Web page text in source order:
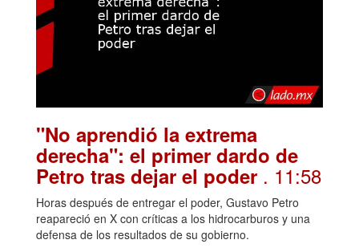
"No aprendió la extrema
derecha": el primer dardo de
Petro tras dejar el poder . 11:58
Horas después de entregar el poder, Gustavo Petro
reapareció en X con críticas a los hidrocarburos y una
defensa de los resultados de su gobierno.